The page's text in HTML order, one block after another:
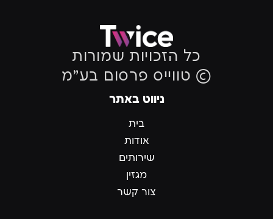
כל הזכויות שמורות
© טווייס פרסום בע״מ
ניווט באתר
בית
אודות
שירותים
מגזין
צור קשר